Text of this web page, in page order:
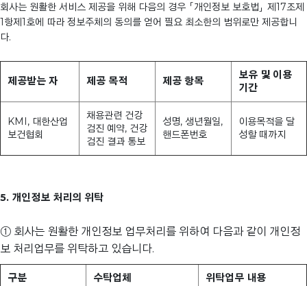
회사는 원활한 서비스 제공을 위해 다음의 경우 「개인정보 보호법」 제17조제
1항제1호에 따라 정보주체의 동의를 얻어 필요 최소한의 범위로만 제공합니
다.
제공받는 자 제공 목적 제공 항목
보유 및 이용
기간
KMI, 대한산업
보건협회
채용관련 건강
검진 예약, 건강
검진 결과 통보
성명, 생년월일,
핸드폰번호
이용목적을 달
성할 때까지
5. 개인정보 처리의 위탁
① 회사는 원활한 개인정보 업무처리를 위하여 다음과 같이 개인정
보 처리업무를 위탁하고 있습니다.
구분 수탁업체 위탁업무 내용